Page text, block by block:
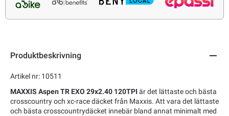
Produktbeskrivning
Artikel nr: 10511
MAXXIS Aspen TR EXO 29x2.40 120TPI är det lättaste och bästa
crosscountry och xc-race däcket från Maxxis. Att vara det lättaste
och bästa crosscountrydäcket innebär bland annat minimalt med